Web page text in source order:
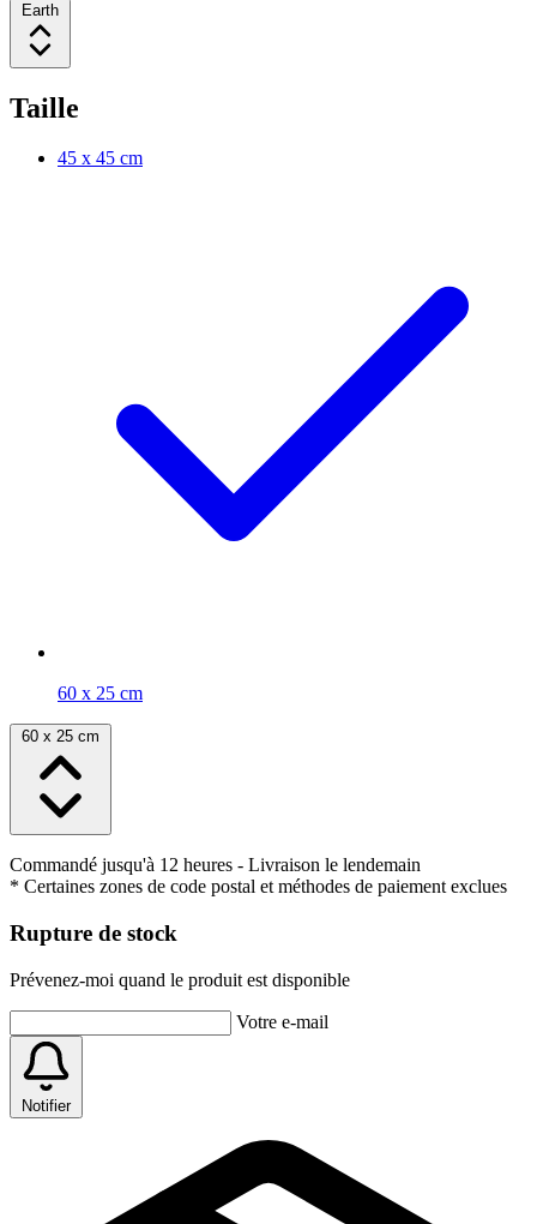
Earth
Taille
45 x 45 cm
60 x 25 cm
60 x 25 cm
Commandé jusqu'à 12 heures - Livraison le lendemain
* Certaines zones de code postal et méthodes de paiement exclues
Rupture de stock
Prévenez-moi quand le produit est disponible
Votre e-mail
Notifier